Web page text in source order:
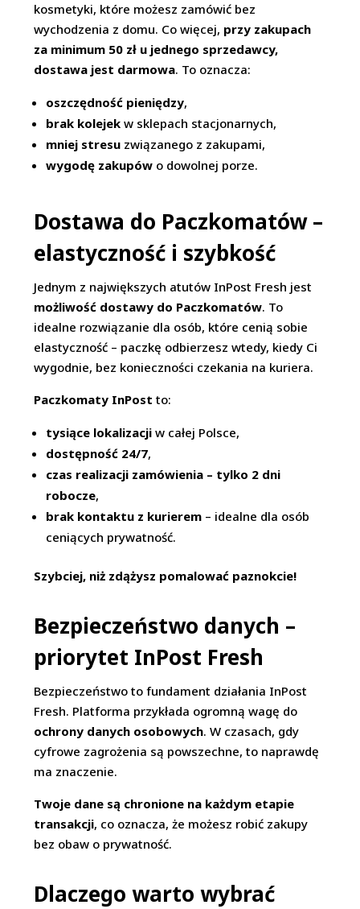
kosmetyki, które możesz zamówić bez
wychodzenia z domu. Co więcej, przy zakupach
za minimum 50 zł u jednego sprzedawcy,
dostawa jest darmowa. To oznacza:
oszczędność pieniędzy,
brak kolejek w sklepach stacjonarnych,
mniej stresu związanego z zakupami,
wygodę zakupów o dowolnej porze.
Dostawa do Paczkomatów –
elastyczność i szybkość
Jednym z największych atutów InPost Fresh jest
możliwość dostawy do Paczkomatów. To
idealne rozwiązanie dla osób, które cenią sobie
elastyczność – paczkę odbierzesz wtedy, kiedy Ci
wygodnie, bez konieczności czekania na kuriera.
Paczkomaty InPost to:
tysiące lokalizacji w całej Polsce,
dostępność 24/7,
czas realizacji zamówienia – tylko 2 dni
robocze,
brak kontaktu z kurierem – idealne dla osób
ceniących prywatność.
Szybciej, niż zdążysz pomalować paznokcie!
Bezpieczeństwo danych –
priorytet InPost Fresh
Bezpieczeństwo to fundament działania InPost
Fresh. Platforma przykłada ogromną wagę do
ochrony danych osobowych. W czasach, gdy
cyfrowe zagrożenia są powszechne, to naprawdę
ma znaczenie.
Twoje dane są chronione na każdym etapie
transakcji, co oznacza, że możesz robić zakupy
bez obaw o prywatność.
Dlaczego warto wybrać